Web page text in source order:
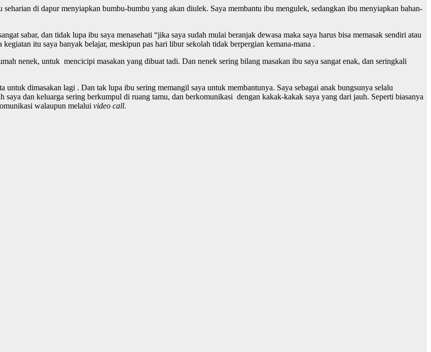
di dapur menyiapkan bumbu-bumbu yang akan diulek. Saya membantu ibu mengulek, sedangkan ibu menyiapkan bahan-
sabar, dan tidak lupa ibu saya menasehati “jika saya sudah mulai beranjak dewasa maka saya harus bisa memasak sendiri atau
itu saya banyak belajar, meskipun pas hari libur sekolah tidak berpergian kemana-mana .
nenek, untuk mencicipi masakan yang dibuat tadi. Dan nenek sering bilang masakan ibu saya sangat enak, dan seringkali
untuk dimasakan lagi . Dan tak lupa ibu sering memangil saya untuk membantunya. Saya sebagai anak bungsunya selalu
saya dan keluarga sering berkumpul di ruang tamu, dan berkomunikasi dengan kakak-kakak saya yang dari jauh. Seperti biasanya
walaupun melalui video call.